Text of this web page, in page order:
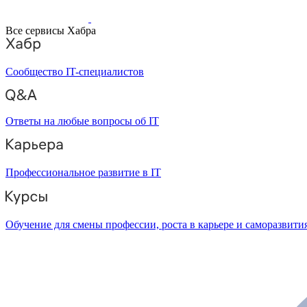
Все сервисы Хабра
Сообщество IT-специалистов
Ответы на любые вопросы об IT
Профессиональное развитие в IT
Обучение для смены профессии, роста в карьере и